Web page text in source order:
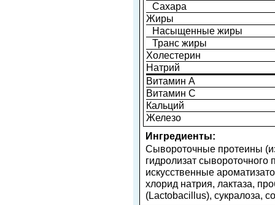
Сахара
Жиры
Насыщенные жиры
Транс жиры
Холестерин
Натрий
Витамин A
Витамин С
Кальций
Железо
Ингредиенты:
Сывороточные протеины
гидролизат сывороточного
искусственные
хлорид натрия, лактаза,
(Lactobacillus), сукралоза,